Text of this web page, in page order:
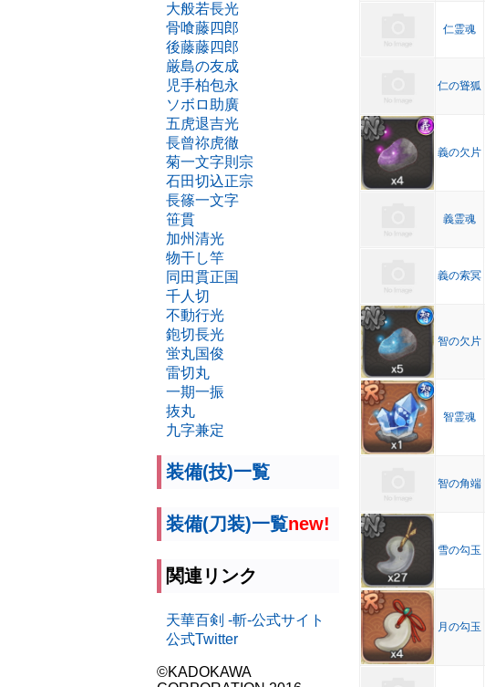
仁霊魂
仁の聳狐
義の欠片
義霊魂
義の索冥
智の欠片
智霊魂
智の角端
雪の勾玉
月の勾玉
大般若長光
骨喰藤四郎
後藤藤四郎
厳島の友成
児手柏包永
ソボロ助廣
五虎退吉光
長曾祢虎徹
菊一文字則宗
石田切込正宗
長篠一文字
笹貫
加州清光
物干し竿
同田貫正国
千人切
不動行光
鉋切長光
蛍丸国俊
雷切丸
一期一振
抜丸
九字兼定
装備(技)一覧
装備(刀装)一覧new!
関連リンク
天華百剣 -斬-公式サイト
公式Twitter
©KADOKAWA